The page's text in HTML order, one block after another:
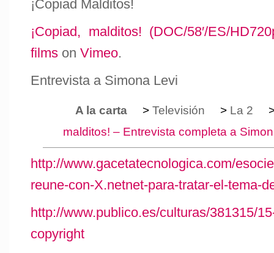
¡Copiad Malditos!
¡Copiad, malditos! (DOC/58′/ES/
films on Vimeo.
Entrevista a Simona Levi
A la carta > Televisión > La 2
malditos! – Entrevista completa a
http://www.gacetatecnologica.com/
reune-con-X.netnet-para-tratar-el-tema-
http://www.publico.es/culturas/381315/
copyright